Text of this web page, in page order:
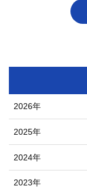
2026年
2025年
2024年
2023年